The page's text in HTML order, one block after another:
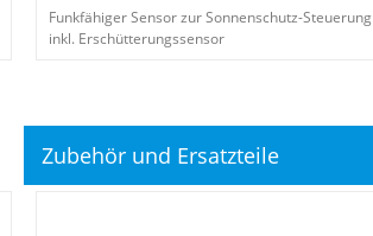
Funkfähiger Sensor zur Sonnenschutz-Steuerung
inkl. Erschütterungssensor
Zubehör und Ersatzteile